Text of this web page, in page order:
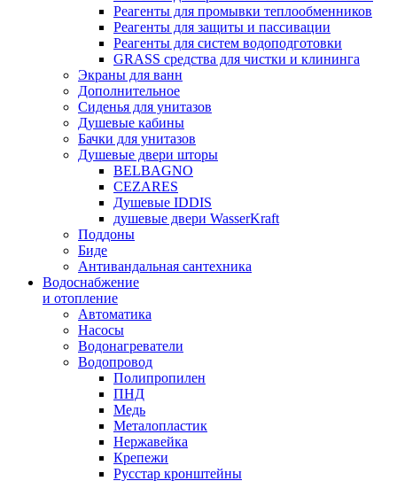
Реагенты для промывки теплообменников
Реагенты для защиты и пассивации
Реагенты для систем водоподготовки
GRASS средства для чистки и клининга
Экраны для ванн
Дополнительное
Сиденья для унитазов
Душевые кабины
Бачки для унитазов
Душевые двери шторы
BELBAGNO
CEZARES
Душевые IDDIS
душевые двери WasserKraft
Поддоны
Биде
Антивандальная сантехника
Водоснабжение
и отопление
Автоматика
Насосы
Водонагреватели
Водопровод
Полипропилен
ПНД
Медь
Металопластик
Нержавейка
Крепежи
Русстар кронштейны